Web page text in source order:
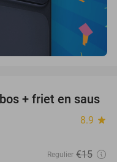
37%
+ friet en saus
8.9 star
Regulier €15